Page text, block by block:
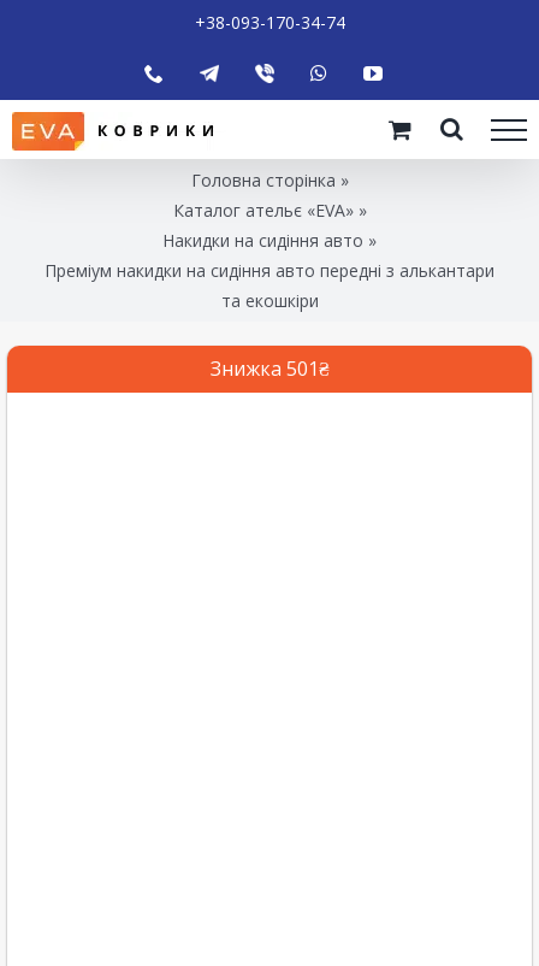
+38-093-170-34-74
Головна сторінка »
Каталог ательє «EVA»»
Накидки на сидіння авто »
Преміум накидки на сидіння авто передні з алькантари
та екошкіри
Знижка 501₴